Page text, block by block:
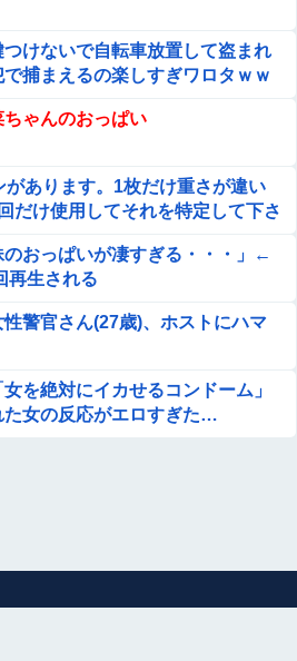
させるｗｗｗ
の皆さんへ。パンツを履かずに
共通点って『立場を理解できな
旦那に浮気がバレたら『400万』
ｗｗｗ
『搭乗者に日本人は居ない』と
して同じ価値だと思う」→ツッコ
らないと思った」と...
たんだけど・・・・・・とんでも
・・・・・
れ不便やで」他
い主の『レズプレイ』を見てドン
つけないで自転車放置して盗まれ
捕まえるの楽しすぎワロタｗｗ
ちゃんのおっぱい
があります。1枚だけ重さが違い
だけ使用してそれを特定して下さ
のおっぱいが凄すぎる・・・」←
再生される
性警官さん(27歳)、ホストにハマ
女を絶対にイカせるコンドーム」
た女の反応がエロすぎた…